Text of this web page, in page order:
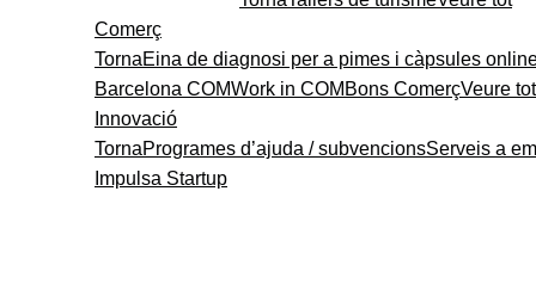
Comerç
TornaEina de diagnosi per a pimes i càpsules
Barcelona COMWork in COM Bons ComerçVeure tot
Innovació
TornaProgrames d’ajuda / subvencionsServeis a
Impulsa Startup